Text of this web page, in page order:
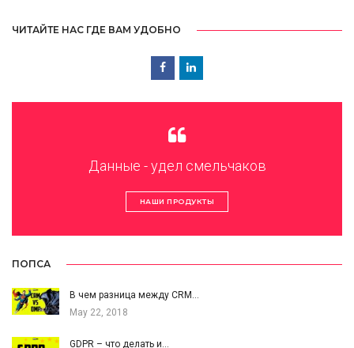
ЧИТАЙТЕ НАС ГДЕ ВАМ УДОБНО
Данные - удел смельчаков
НАШИ ПРОДУКТЫ
ПОПСА
В чем разница между CRM…
May 22, 2018
GDPR – что делать и…